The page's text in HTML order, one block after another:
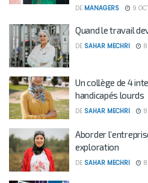
DE MANAGERS 9
Quand le travail
DE SAHAR MECHRI
Un collège de 4
handicapés lourds
DE SAHAR MECHRI
Aborder
exploration
DE SAHAR MECHRI